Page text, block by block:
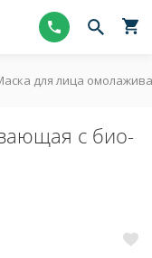
для лица
с био-